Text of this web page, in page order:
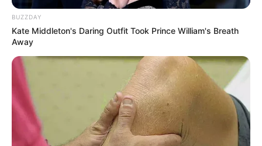
BUZZDAY
Kate Middleton's Daring Outfit Took Prince William's Breath
Away